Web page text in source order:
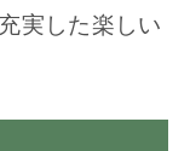
実した楽しい